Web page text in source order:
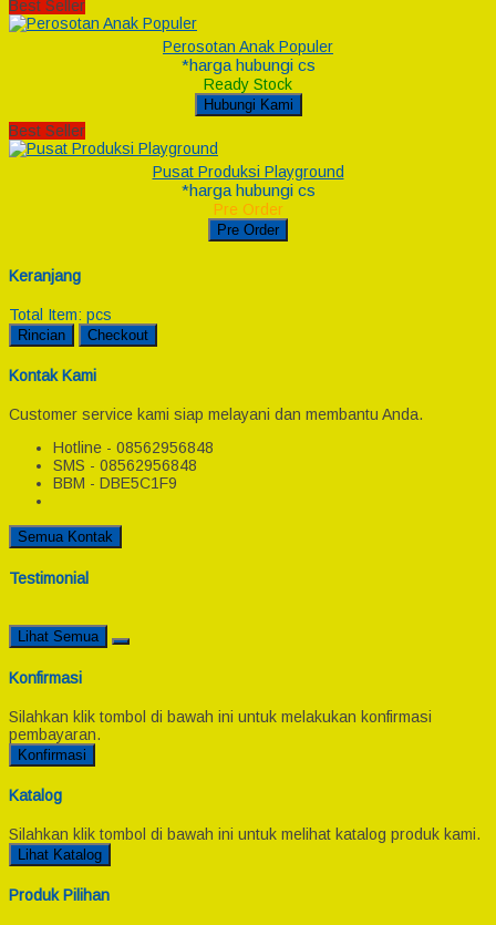
Best Seller
Perosotan Anak Populer
*harga hubungi cs
Ready Stock
Hubungi Kami
Best Seller
Pusat Produksi Playground
*harga hubungi cs
Pre Order
Pre Order
Keranjang
Total Item: pcs
Rincian Checkout
Kontak Kami
Customer service kami siap melayani dan membantu Anda.
Hotline - 08562956848
SMS - 08562956848
BBM - DBE5C1F9
Semua Kontak
Testimonial
Lihat Semua
Konfirmasi
Silahkan klik tombol di bawah ini untuk melakukan konfirmasi
pembayaran.
Konfirmasi
Katalog
Silahkan klik tombol di bawah ini untuk melihat katalog produk kami.
Lihat Katalog
Produk Pilihan